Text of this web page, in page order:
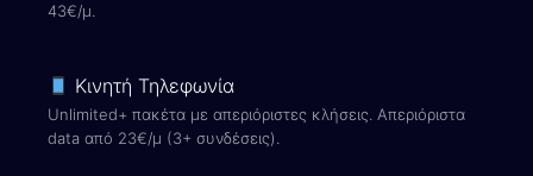
43€/μ.
Κινητή Τηλεφωνία
Unlimited+ πακέτα με απεριόριστες κλήσεις. Απεριόριστα
data από 23€/μ (3+ συνδέσεις).